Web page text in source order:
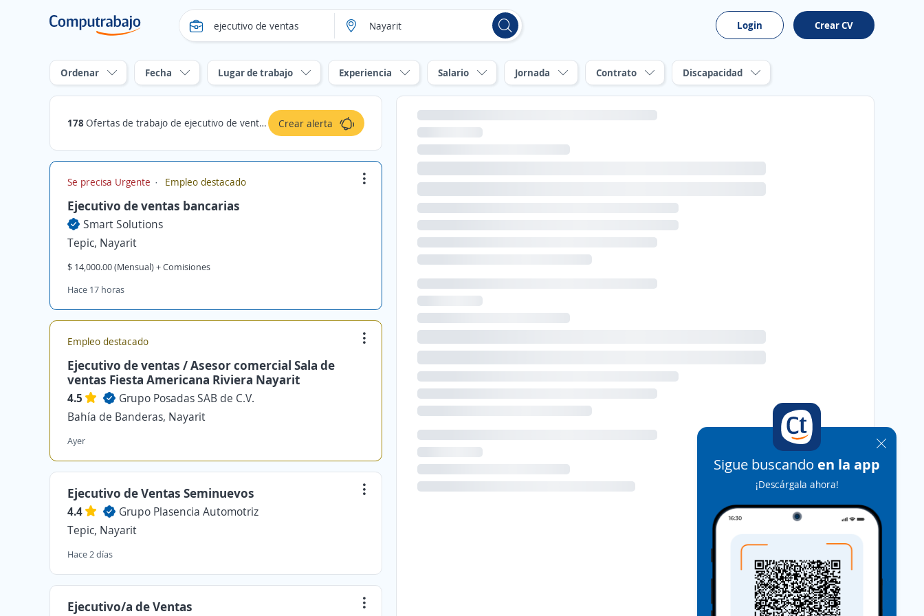
Login Crear CV
Ordenar Fecha Lugar de trabajo Experiencia Salario Jornada Contrato Discapacidad
178 Ofertas de trabajo de ejecutivo de ventas en Nayarit Crear alerta
Se precisa Urgente Empleo destacado
Ejecutivo de ventas bancarias
Smart Solutions
Tepic, Nayarit
$ 14,000.00 (Mensual) + Comisiones
Hace 17 horas
Empleo destacado
Ejecutivo de ventas / Asesor comercial Sala de
ventas Fiesta Americana Riviera Nayarit
4.5
Grupo Posadas SAB de C.V.
Bahía de Banderas, Nayarit
Ayer
Ejecutivo de Ventas Seminuevos
4.4
Grupo Plasencia Automotriz
Tepic, Nayarit
Hace 2 días
Ejecutivo/a de Ventas
Sigue buscando en la app
¡Descárgala ahora!